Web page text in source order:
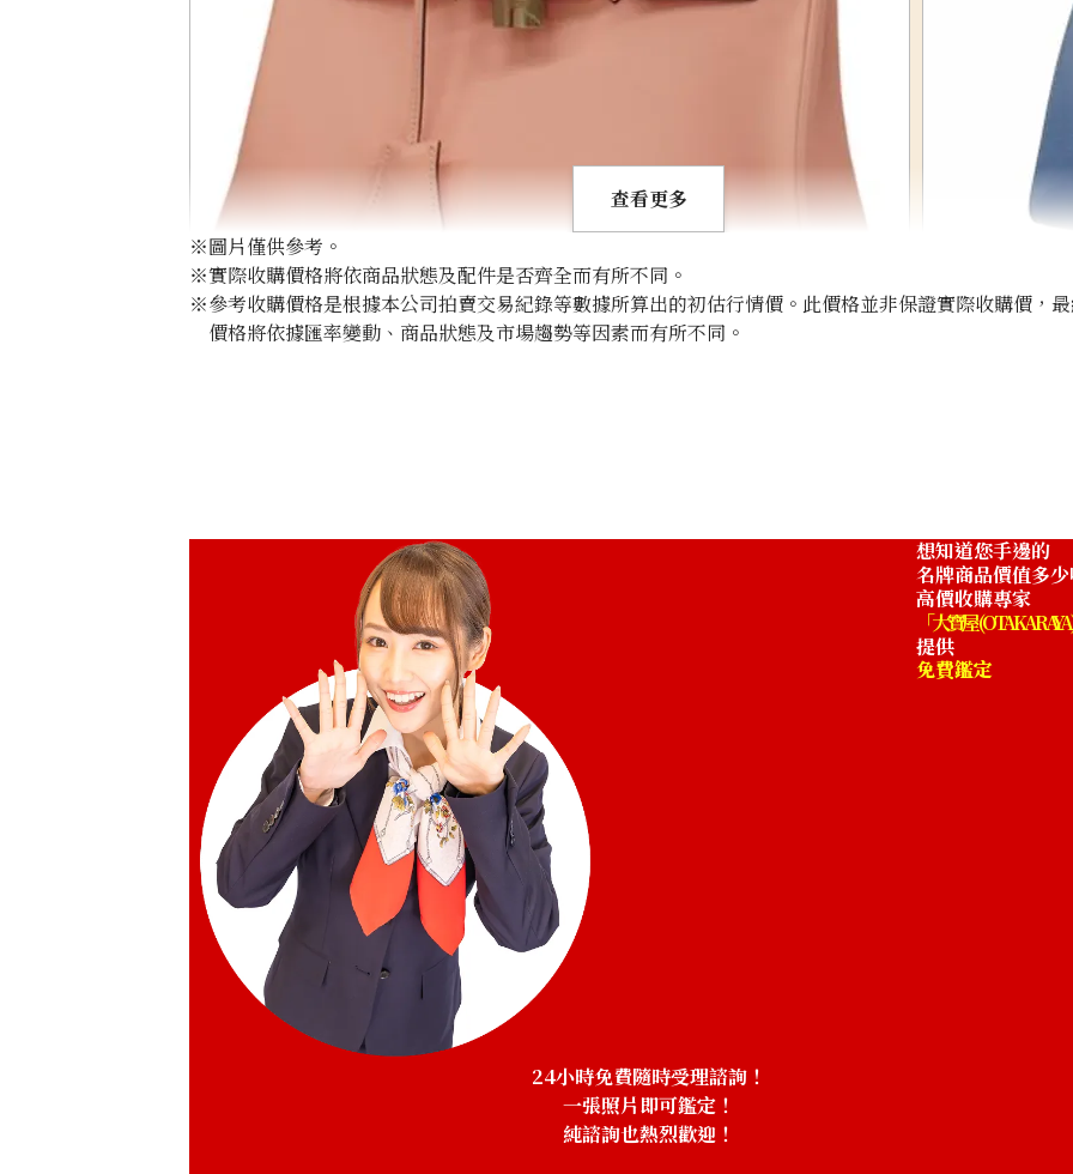
查看更多
※圖片僅供參考。
※實際收購價格將依商品狀態及配件是否齊全而有所不同。
※參考收購價格是根據本公司拍賣交易紀錄等數據所算出的初估行情價。此價格並非保證實際收購價，
價格將依據匯率變動、商品狀態及市場趨勢等因素而有所不同。
想知道您手邊的
名牌商品價值多
高價收購專家
「大寶屋
提供
免費鑑定
24小時免費隨時受理諮詢！
一張照片即可鑑定！
純諮詢也熱烈歡迎！